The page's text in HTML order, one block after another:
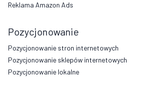
Reklama Amazon Ads
Pozycjonowanie
Pozycjonowanie stron internetowych
Pozycjonowanie sklepów internetowych
Pozycjonowanie lokalne